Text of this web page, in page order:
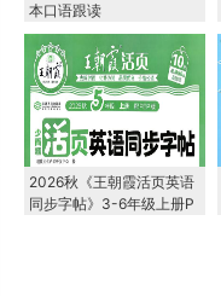
本口语跟读
2026秋《王朝霞活页英语
同步字帖》3-6年级上册P